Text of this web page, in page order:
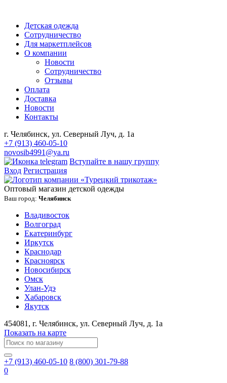
Детская одежда
Сотрудничество
Для маркетплейсов
О компании
Новости
Сотрудничество
Отзывы
Оплата
Доставка
Новости
Контакты
г. Челябинск, ул. Северный Луч, д. 1а
+7 (913) 460-05-10
novosib4991@ya.ru
Вступайте в нашу группу
Вход Регистрация
Оптовый магазин детской одежды
Ваш город: Челябинск
Владивосток
Волгоград
Екатеринбург
Иркутск
Краснодар
Красноярск
Новосибирск
Омск
Улан-Удэ
Хабаровск
Якутск
454081 , г. Челябинск, ул. ​Северный Луч, д. 1а
Показать на карте
+7 (913) 460-05-10 8 (800) 301-79-88
0